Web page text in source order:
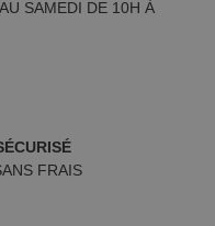
SAMEDI DE 10H À
FRAIS